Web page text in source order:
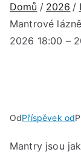
Domů 2026
Mantrové
2026 18:00 –
OdPříspěvek od
Mantry jsou